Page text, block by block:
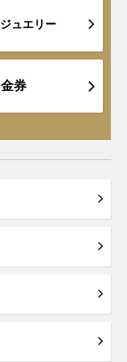
ジュエリー
金券